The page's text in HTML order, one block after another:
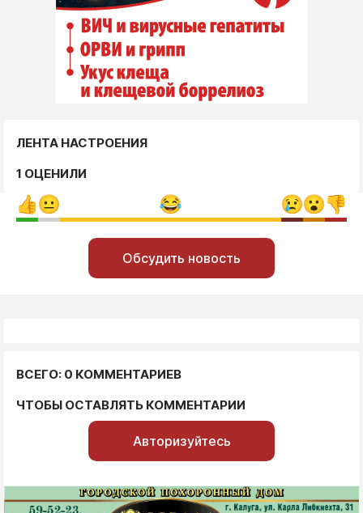
ЛЕНТА НАСТРОЕНИЯ
1 ОЦЕНИЛИ
Обсудить новость
ВСЕГО: 0 КОММЕНТАРИЕВ
ЧТОБЫ ОСТАВЛЯТЬ КОММЕНТАРИИ
Авторизуйтесь